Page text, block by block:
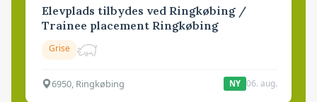
Elevplads tilbydes ved Ringkøbing /
Trainee placement Ringkøbing
Grise
6950, Ringkøbing NY 06. aug.